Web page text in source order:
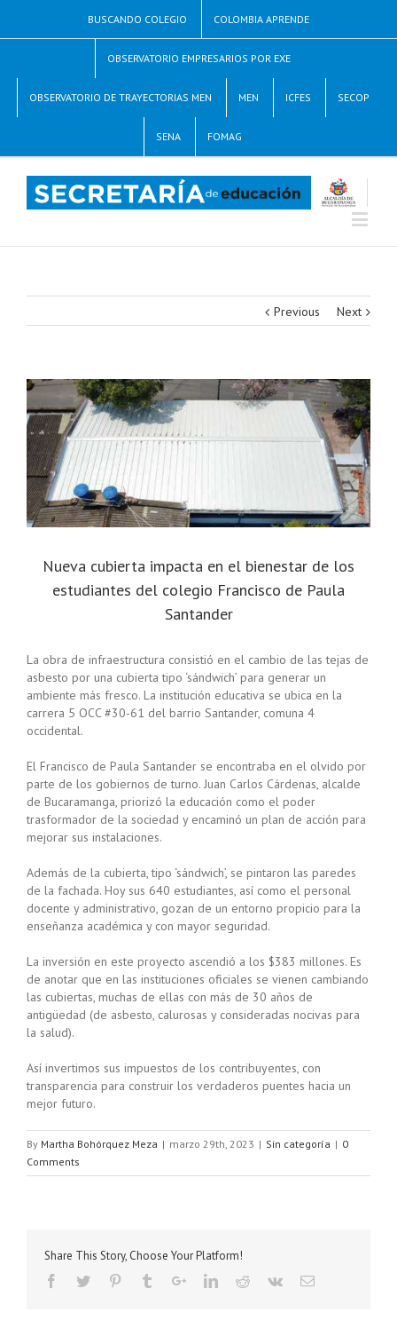
BUSCANDO COLEGIO COLOMBIA APRENDE
OBSERVATORIO EMPRESARIOS POR EXE
OBSERVATORIO DE TRAYECTORIAS MEN MEN ICFES SECOP
SENA FOMAG
Previous Next
Nueva cubierta impacta en el bienestar de los
estudiantes del colegio Francisco de Paula
Santander
La obra de infraestructura consistió en el cambio de las tejas de
asbesto por una cubierta tipo ‘sándwich’ para generar un
ambiente más fresco. La institución educativa se ubica en la
carrera 5 OCC #30-61 del barrio Santander, comuna 4
occidental.
El Francisco de Paula Santander se encontraba en el olvido por
parte de los gobiernos de turno. Juan Carlos Cárdenas, alcalde
de Bucaramanga, priorizó la educación como el poder
trasformador de la sociedad y encaminó un plan de acción para
mejorar sus instalaciones.
Además de la cubierta, tipo ‘sándwich’, se pintaron las paredes
de la fachada. Hoy sus 640 estudiantes, así como el personal
docente y administrativo, gozan de un entorno propicio para la
enseñanza académica y con mayor seguridad.
La inversión en este proyecto ascendió a los $383 millones. Es
de anotar que en las instituciones oficiales se vienen cambiando
las cubiertas, muchas de ellas con más de 30 años de
antigüedad (de asbesto, calurosas y consideradas nocivas para
la salud).
Así invertimos sus impuestos de los contribuyentes, con
transparencia para construir los verdaderos puentes hacia un
mejor futuro.
By Martha Bohórquez Meza | marzo 29th, 2023 | Sin categoría | 0
Comments
Share This Story, Choose Your Platform!